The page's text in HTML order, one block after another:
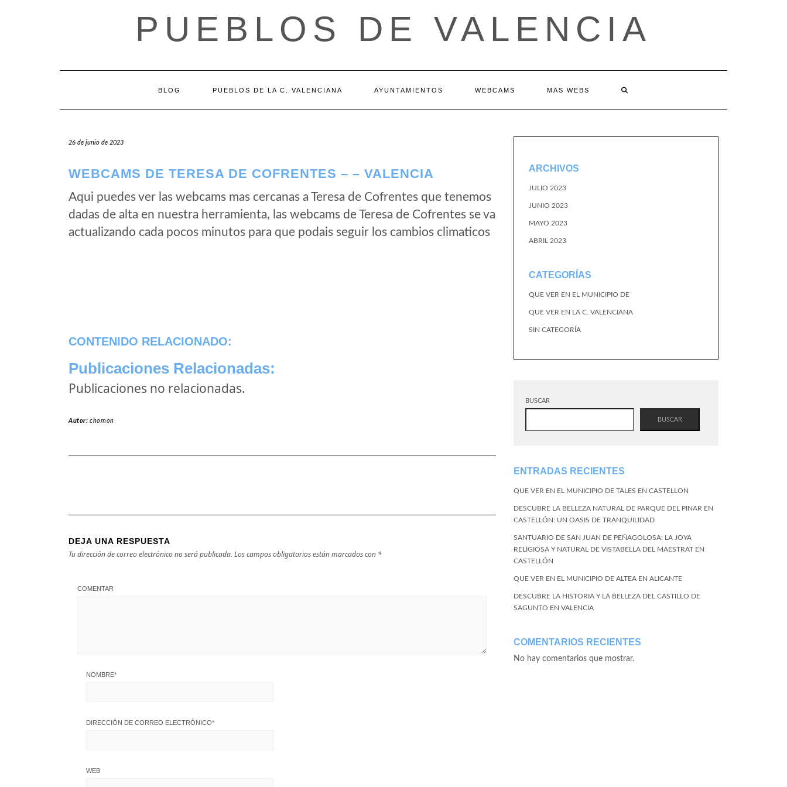
PUEBLOS DE VALENCIA
BLOG PUEBLOS DE LA C. VALENCIANA AYUNTAMIENTOS WEBCAMS MAS WEBS
26 de junio de 2023
WEBCAMS DE TERESA DE COFRENTES – – VALENCIA
Aqui puedes ver las webcams mas cercanas a Teresa de Cofrentes que tenemos
dadas de alta en nuestra herramienta, las webcams de Teresa de Cofrentes se va
actualizando cada pocos minutos para que podais seguir los cambios climaticos
CONTENIDO RELACIONADO:
Publicaciones Relacionadas:
Publicaciones no relacionadas.
Autor:chomon
DEJA UNA RESPUESTA
Tu dirección de correo electrónico no será publicada. Los campos obligatorios están marcados con *
COMENTAR
NOMBRE*
DIRECCIÓN DE CORREO ELECTRÓNICO*
WEB
ARCHIVOS
JULIO 2023
JUNIO 2023
MAYO 2023
ABRIL 2023
CATEGORÍAS
QUE VER EN EL MUNICIPIO DE
QUE VER EN LA C. VALENCIANA
SIN CATEGORÍA
BUSCAR
BUSCAR
ENTRADAS RECIENTES
QUE VER EN EL MUNICIPIO DE TALES EN CASTELLON
DESCUBRE LA BELLEZA NATURAL DE PARQUE DEL PINAR EN
CASTELLÓN: UN OASIS DE TRANQUILIDAD
SANTUARIO DE SAN JUAN DE PEÑAGOLOSA: LA JOYA
RELIGIOSA Y NATURAL DE VISTABELLA DEL MAESTRAT EN
CASTELLÓN
QUE VER EN EL MUNICIPIO DE ALTEA EN ALICANTE
DESCUBRE LA HISTORIA Y LA BELLEZA DEL CASTILLO DE
SAGUNTO EN VALENCIA
COMENTARIOS RECIENTES
No hay comentarios que mostrar.